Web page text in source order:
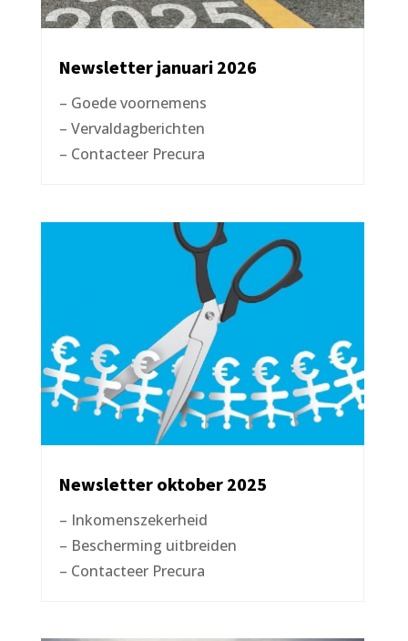
Newsletter januari 2026
– Goede voornemens
– Vervaldagberichten
– Contacteer Precura
Newsletter oktober 2025
– Inkomenszekerheid
– Bescherming uitbreiden
– Contacteer Precura